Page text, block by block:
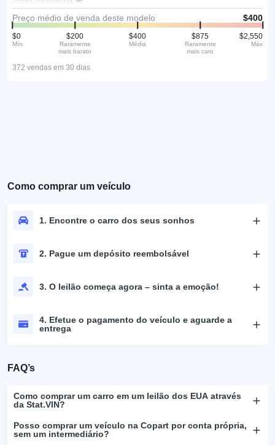
Preço médio de venda deste modelo $400
$0
Mín
$200
Raramente
mais barato
$400
Média
$875
Raramente
mais caro
$2,550
Máx
372 vendas em 30 dias
Como comprar um veículo
1. Encontre o carro dos seus sonhos
2. Pague um depósito reembolsável
3. O leilão começa agora – sinta a emoção!
4. Efetue o pagamento do veículo e aguarde a
entrega
FAQ’s
Como comprar um carro em um leilão dos EUA através
da Stat.VIN?
Posso comprar um veículo na Copart por conta própria,
sem um intermediário?